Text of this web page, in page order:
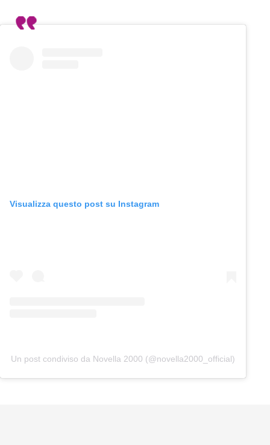
Visualizza questo post su Instagram
Un post condiviso da Novella 2000 (@novella2000_official)